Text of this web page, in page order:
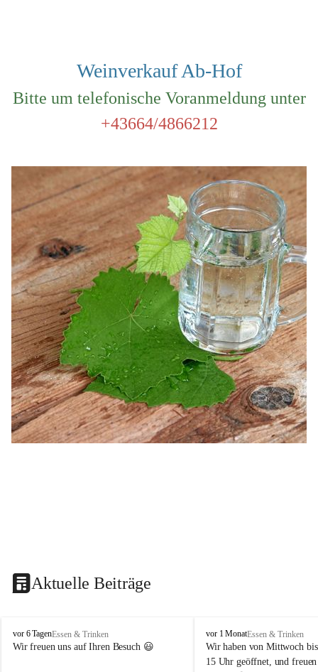
Weinverkauf Ab-Hof
Bitte um telefonische Voranmeldung unter
+43664/4866212
Aktuelle Beiträge
B
u
vor 6 TagenEssen & Trinken
Wir freuen uns auf Ihren Besuch 😃
B
u
s
vor 1 MonatEssen & Trinken
Wir haben von Mittwoch
15 Uhr geöffnet, und